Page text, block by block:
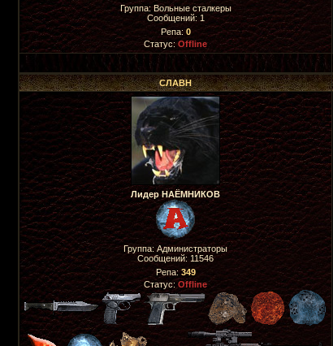
Группа: Вольные сталкеры
Сообщений: 1
Репа: 0
Статус:Offline
СЛАВН
Лидер НАЁМНИКОВ
Группа: Администраторы
Сообщений: 11546
Репа: 349
Статус: Offline